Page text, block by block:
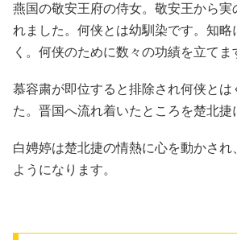
燕国の敬安王府の侍女。敬安王から実
れました。何侠とは幼馴染です。知略
く。何侠のために数々の功績を立てま
慕容粛が即位すると排除され何侠とは
た。晋国へ流れ着いたところを楚北捷
白娉婷は楚北捷の情熱に心を動かされ
ようになります。